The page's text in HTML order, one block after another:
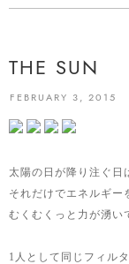
THE SUN
FEBRUARY 3, 2015
太陽の日が降り注ぐ日
それだけでエネルギー
むくむくっと力が湧い
1人として同じフィル